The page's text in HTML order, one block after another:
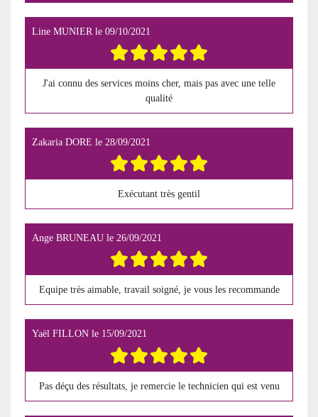
Line MUNIER le 09/10/2021
J'ai connu des services moins cher, mais pas avec une telle
qualité
Zakaria DORE le 28/09/2021
Exécutant très gentil
Ange BRUNEAU le 26/09/2021
Equipe très aimable, travail soigné, je vous les recommande
Yaël FILLON le 15/09/2021
Pas déçu des résultats, je remercie le technicien qui est venu